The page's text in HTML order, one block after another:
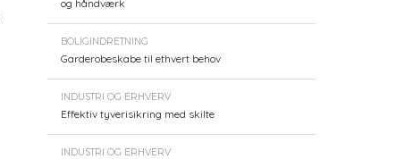
og håndværk
BOLIGINDRETNING
Garderobeskabe til ethvert behov
INDUSTRI OG ERHVERV
Effektiv tyverisikring med skilte
INDUSTRI OG ERHVERV